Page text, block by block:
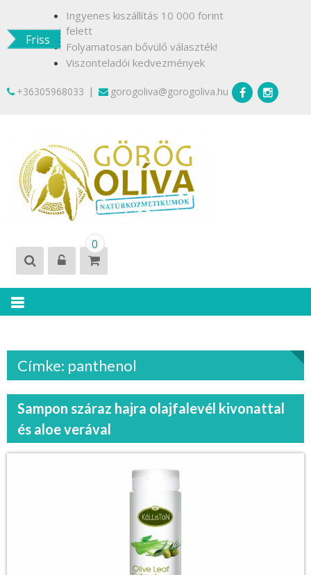
contentFriss
Ingyenes kiszállítás 10 000 forint
felett
Folyamatosan bővülő választék!
Viszonteladói kedvezmények
+36305968033 | gorogoliva@gorogoliva.hu
0
Címke: panthenol
Sampon száraz hajra olajfalevél kivonattal
és aloe verával